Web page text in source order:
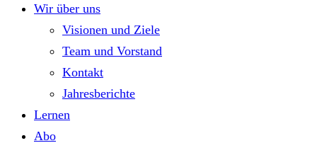
Wir über uns
Visionen und Ziele
Team und Vorstand
Kontakt
Jahresberichte
Lernen
Abo